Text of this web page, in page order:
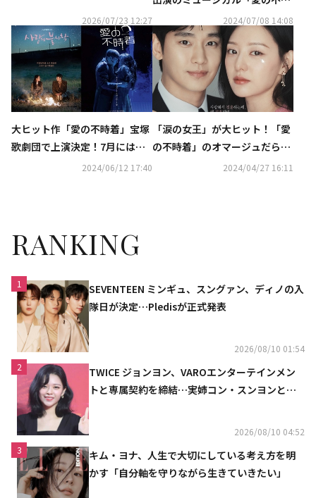
ィアも報道
2026/07/23 12:27 着」新国立劇場にて開幕！
2024/07/08 14:08
大ヒット作「愛の不時着」宝塚
歌劇団で上演決定！7月にはミ
ュージカルが新国立劇場に進出
2024/06/12 17:40
「涙の女王」が大ヒット！「愛
の不時着」のオマージュだら
け…まさかのカメオにも注目
2024/04/27 16:11
RANKING
1
SEVENTEEN ミンギュ、スングァン、ディノの入
隊日が決定…Pledisが正式発表
2026/08/10 01:54
2
TWICE ジョンヨン、VAROエンターテインメン
トと専属契約を締結…実姉コン・スンヨンと同
2026/08/10 04:52
3
キム・ヨナ、人生で大切にしている考え方を明
かす「自分軸を守りながら生きていきたい」